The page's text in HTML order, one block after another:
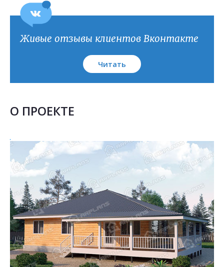
План кровли
Живые отзывы клиентов Вконтакте
Читать
О ПРОЕКТЕ